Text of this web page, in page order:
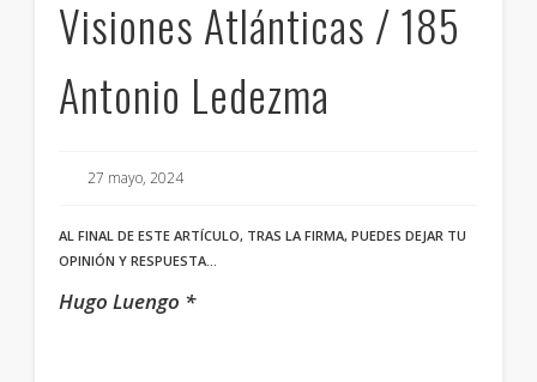
Visiones Atlánticas / 185
Antonio Ledezma
27 mayo, 2024
AL FINAL DE ESTE ARTÍCULO, TRAS LA FIRMA, PUEDES DEJAR TU
OPINIÓN Y RESPUESTA…
Hugo Luengo *